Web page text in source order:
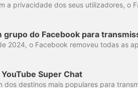
grupo do Facebook para
Super Chat